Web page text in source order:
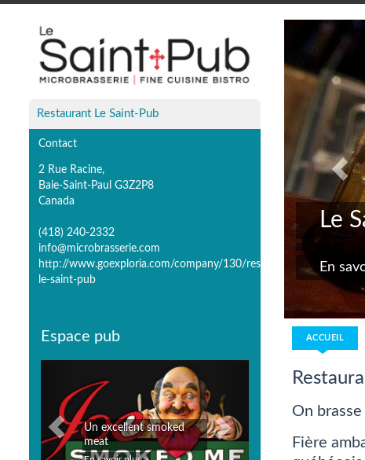
Restaurant Le Saint-Pub
Contact
2 Rue Racine,
Baie-Saint-Paul G3Z2P8
Canada
(418) 240-2332
info@microbrasserie.com
http://www.goexploria.com/company/130/restaurant-
le-saint-pub
Espace pub
Poissonnerie Marché des
3 fumoirs
Le
En
ACCUEIL
On
Fière